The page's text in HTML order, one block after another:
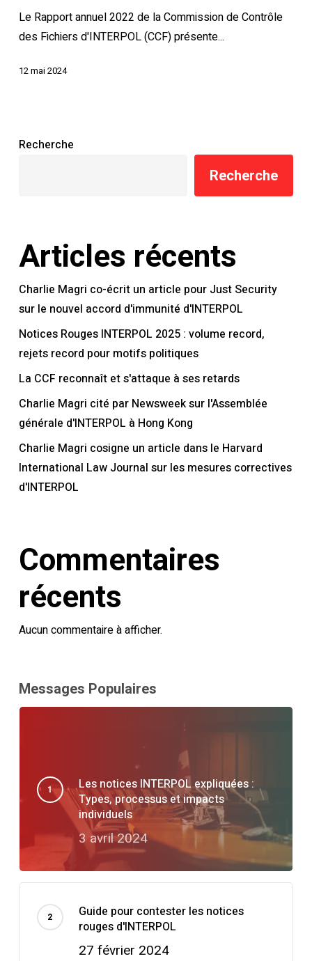
CCF
et
Le Rapport annuel 2022 de la Commission de Contrôle
des Fichiers d'INTERPOL (CCF) présente...
12 mai 2024
Recherche
Recherche
Articles récents
Charlie Magri co-écrit un article pour Just Security
sur le nouvel accord d'immunité d'INTERPOL
Notices Rouges INTERPOL 2025 : volume record,
rejets record pour motifs politiques
La CCF reconnaît et s'attaque à ses retards
Charlie Magri cité par Newsweek sur l'Assemblée
générale d'INTERPOL à Hong Kong
Charlie Magri cosigne un article dans le Harvard
International Law Journal sur les mesures correctives
d'INTERPOL
Commentaires
récents
Aucun commentaire à afficher.
Messages Populaires
Les notices INTERPOL expliquées :
Types, processus et impacts
individuels
3 avril 2024
Guide pour contester les notices
rouges d'INTERPOL
27 février 2024